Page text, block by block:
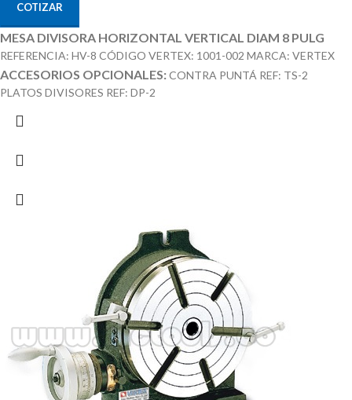
COTIZAR
MESA DIVISORA HORIZONTAL VERTICAL DIAM 8 PULG
REFERENCIA: HV-8 CÓDIGO VERTEX: 1001-002 MARCA: VERTEX
ACCESORIOS OPCIONALES:CONTRA PUNTÁ REF: TS-2
PLATOS DIVISORES REF: DP-2